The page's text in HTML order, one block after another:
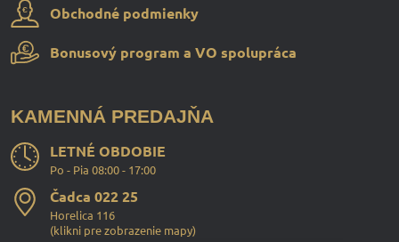
Obchodné podmienky
Bonusový program a VO spolupráca
KAMENNÁ PREDAJŇA
LETNÉ OBDOBIE
Po - Pia 08:00 - 17:00
Čadca 022 25
Horelica 116
(klikni pre zobrazenie mapy)